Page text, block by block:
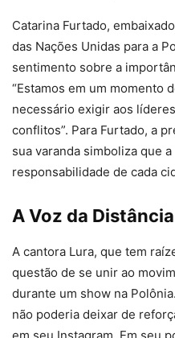
Catarina Furtado,
das Nações Unidas para a
sentimento sobre a
“Estamos em um momento
necessário exigir aos
conflitos”. Para Furtado, a
sua varanda simboliza que
responsabilidade de cada
A Voz da Distância
A cantora Lura, que tem
questão de se unir ao
durante um show na
não poderia deixar de